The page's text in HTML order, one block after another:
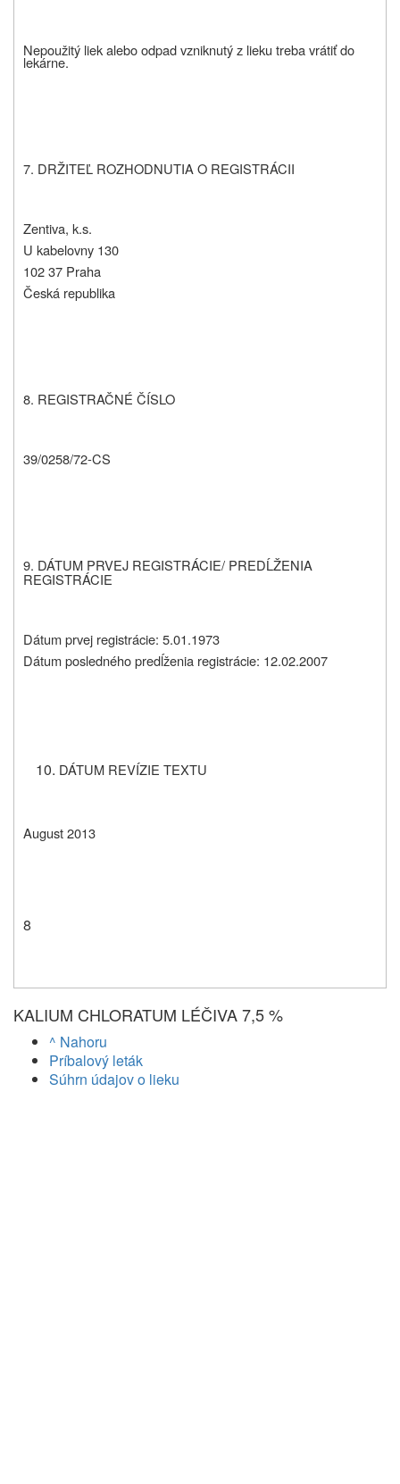
Nepoužitý liek alebo odpad vzniknutý z lieku treba vrátiť do
lekárne.
7. DRŽITEĽ ROZHODNUTIA O REGISTRÁCII
Zentiva, k.s.
U kabelovny 130
102 37 Praha
Česká republika
8. REGISTRAČNÉ ČÍSLO
39/0258/72-CS
9. DÁTUM PRVEJ REGISTRÁCIE/ PREDĹŽENIA
REGISTRÁCIE
Dátum prvej registrácie: 5.01.1973
Dátum posledného predĺženia registrácie: 12.02.2007
DÁTUM REVÍZIE TEXTU
August 2013
8
KALIUM CHLORATUM LÉČIVA 7,5 %
^ Nahoru
Príbalový leták
Súhrn údajov o lieku